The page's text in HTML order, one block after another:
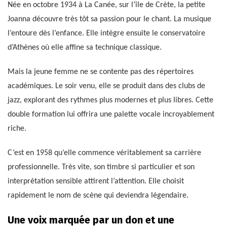
Née en octobre 1934 à La Canée, sur l’île de Crète, la petite
Joanna découvre très tôt sa passion pour le chant. La musique
l’entoure dès l’enfance. Elle intègre ensuite le conservatoire
d’Athènes où elle affine sa technique classique.
Mais la jeune femme ne se contente pas des répertoires
académiques. Le soir venu, elle se produit dans des clubs de
jazz, explorant des rythmes plus modernes et plus libres. Cette
double formation lui offrira une palette vocale incroyablement
riche.
C’est en 1958 qu’elle commence véritablement sa carrière
professionnelle. Très vite, son timbre si particulier et son
interprétation sensible attirent l’attention. Elle choisit
rapidement le nom de scène qui deviendra légendaire.
Une voix marquée par un don et une